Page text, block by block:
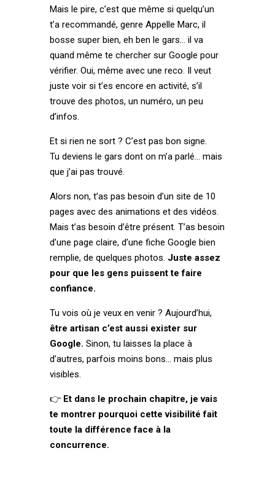
Mais le pire, c’est que même si quelqu’un
t’a recommandé, genre Appelle Marc, il
bosse super bien, eh ben le gars… il va
quand même te chercher sur Google pour
vérifier. Oui, même avec une reco. Il veut
juste voir si t’es encore en activité, s’il
trouve des photos, un numéro, un peu
d’infos.
Et si rien ne sort ? C’est pas bon signe.
Tu deviens le gars dont on m’a parlé… mais
que j’ai pas trouvé.
Alors non, t’as pas besoin d’un site de 10
pages avec des animations et des vidéos.
Mais t’as besoin d’être présent. T’as besoin
d’une page claire, d’une fiche Google bien
remplie, de quelques photos. Juste assez
pour que les gens puissent te faire
confiance.
Tu vois où je veux en venir ? Aujourd’hui,
être artisan c’est aussi exister sur
Google. Sinon, tu laisses la place à
d’autres, parfois moins bons… mais plus
visibles.
👉 Et dans le prochain chapitre, je vais
te montrer pourquoi cette visibilité fait
toute la différence face à la
concurrence.